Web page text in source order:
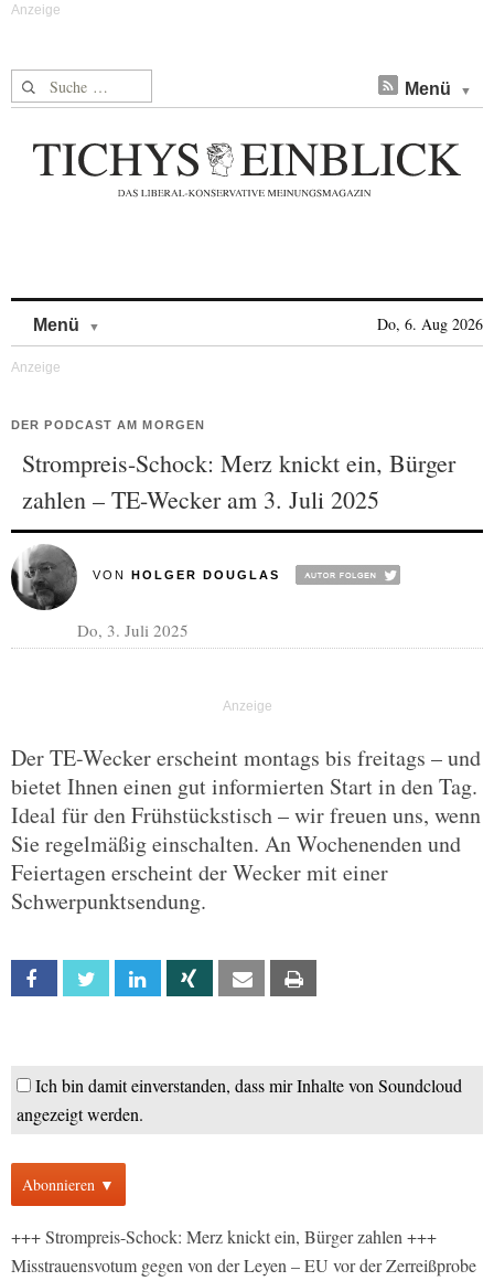
Suche nach: Menü
Menü Do, 6. Aug 2026
DER PODCAST AM MORGEN
Strompreis-Schock: Merz knickt ein, Bürger
zahlen – TE-Wecker am 3. Juli 2025
VON HOLGER DOUGLAS
Do, 3. Juli 2025
Der TE-Wecker erscheint montags bis freitags – und
bietet Ihnen einen gut informierten Start in den Tag.
Ideal für den Frühstückstisch – wir freuen uns, wenn
Sie regelmäßig einschalten. An Wochenenden und
Feiertagen erscheint der Wecker mit einer
Schwerpunktsendung.
Facebook Twitter Linkedin Xing Email
Ich bin damit einverstanden, dass mir Inhalte von Soundcloud
angezeigt werden.
Abonnieren ▼
+++ Strompreis-Schock: Merz knickt ein, Bürger zahlen +++
Misstrauensvotum gegen von der Leyen – EU vor der Zerreißprobe